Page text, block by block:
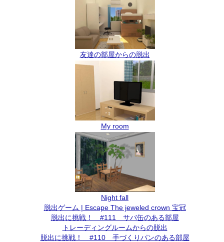
友達の部屋からの脱出
My room
Night fall
脱出ゲーム | Escape The jeweled crown 宝冠
脱出に挑戦！ #111 サバ缶のある部屋
トレーディングルームからの脱出
脱出に挑戦！ #110 手づくりパンのある部屋